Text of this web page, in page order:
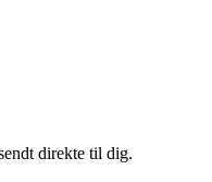
direkte til dig.